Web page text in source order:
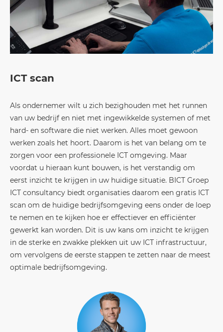
ICT scan
Als ondernemer wilt u zich bezighouden met het runnen
van uw bedrijf en niet met ingewikkelde systemen of met
hard- en software die niet werken. Alles moet gewoon
werken zoals het hoort. Daarom is het van belang om te
zorgen voor een professionele ICT omgeving. Maar
voordat u hieraan kunt bouwen, is het verstandig om
eerst inzicht te krijgen in uw huidige situatie. BICT Groep
ICT consultancy biedt organisaties daarom een gratis ICT
scan om de huidige bedrijfsomgeving eens onder de loep
te nemen en te kijken hoe er effectiever en efficiënter
gewerkt kan worden. Dit is uw kans om inzicht te krijgen
in de sterke en zwakke plekken uit uw ICT infrastructuur,
om vervolgens de eerste stappen te zetten naar de meest
optimale bedrijfsomgeving.